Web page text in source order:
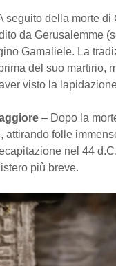
seguito della morte di
da Gerusalemme
Gamaliele. La
del suo martirio,
visto la
– Dopo la
attirando folle
nel 44
più breve.